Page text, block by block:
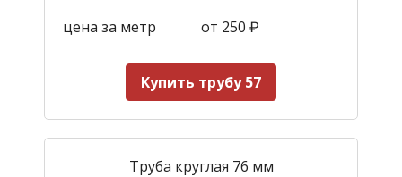
цена за метр от 250 ₽
Купить трубу 57
Труба круглая 76 мм